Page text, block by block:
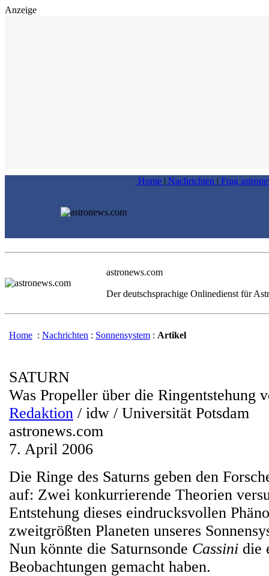
Anzeige
Home | Nachrichten | Frag
astronews.com
Der deutschsprachige Onlinedienst für
Home : Nachrichten : Sonnensystem : Artikel
SATURN
Was Propeller über die Ringentstehung
Redaktion / idw / Universität Potsdam
astronews.com
7. April 2006
Die Ringe des Saturns geben den
auf: Zwei konkurrierende Theorien
Entstehung dieses eindrucksvollen
zweitgrößten Planeten unseres
Nun könnte die Saturnsonde Cassini die
Beobachtungen gemacht haben.